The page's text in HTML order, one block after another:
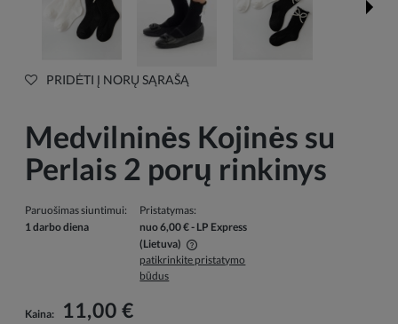
PRIDĖTI Į NORŲ SĄRAŠĄ
Medvilninės Kojinės su
Perlais 2 porų rinkinys
Paruošimas siuntimui:
1 darbo diena
Pristatymas:
nuo 6,00 €- LP Express
(Lietuva)
Į kainą neįskaičiuotos galimos mokėjimo išlaidos
patikrinkite pristatymo
būdus
Kaina: 11,00 €